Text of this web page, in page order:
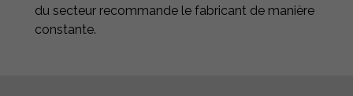
du secteur recommande le fabricant de manière
constante.